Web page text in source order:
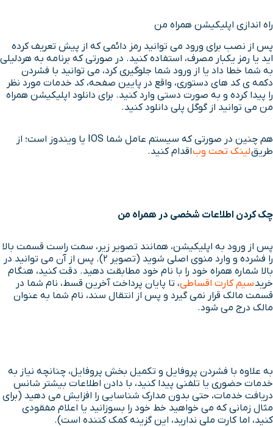
راه اندازی اپلیکیشن همراه من
پس از نصب برای ورود می توانید رمز دائمی که از پیش تعریف کرده
اید یا رمز یکبار مصرف، استفاده کنید. در صورتی که برنامه به هردلیلی
به شما خطا داد یا از ورود شما جلوگیری کرد، می توانید با فشردن
دکمه ی کد های دستوری، واقع در پایین صفحه، کد خدمات مورد نظر
را پیدا کرده و به صورت دستی وارد کنید. برای دانلود اپلیکیشن همراه
من می توانید از گوگل پلی دانلود کنید.
هم چنین در صورتی که سیستم عامل شما IOS یا ویندوز است؛ از
طریقلینک تحت وباقدام کنید.
چک کردن اطلاعات شخصی در همراه من
پس از ورود به اپلیکیشن، همانند تصویر زیر، سمت راست قسمت بالا
را فشرده و وارد منوی اصلی شوید (تصویر 2). پس از آن می توانید در
بالا شماره همراه خود را با نام خود مطابقت دهید. دقت کنید، هنگام
خریدسیم کارت اقساطی، تا پایان پرداخت آخرین قسط، نام شما در
قسمت مالک قرار نمی گیرد و پس از انتقال سند، نام شما به عنوان
مالک درج می شود.
به علاوه با فشردن پروفایل و تکمیل بخش پروفایل، چنانچه نیاز به
خدمات حضوری یا تلفنی پیدا کنید، با دادن اطلاعات بیشتر شانس
دریافت خدمات، حتی بدون مدارک شناسایی را افزایش می دهید (برای
مثال زمانی که می خواهید خط خود را بسوزانید یا اعلام مفقودی
کنید، اما کارت ملی ندارید، این گزینه کمک کننده است).